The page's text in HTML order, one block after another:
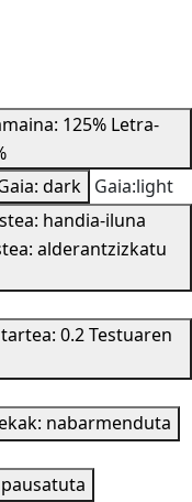
125% Letra-
dark Gaia:light
handia-iluna
alderantzizkatu
0.2 Testuaren
nabarmenduta